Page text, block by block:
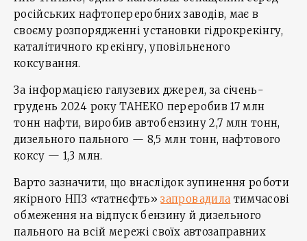
російських нафтопереробних заводів, має в
своєму розпорядженні установки гідрокрекінгу,
каталітичного крекінгу, уповільненого
коксування.
За інформацією галузевих джерел, за січень-
грудень 2024 року ТАНЕКО переробив 17 млн
тонн нафти, виробив автобензину 2,7 млн тонн,
дизельного пального — 8,5 млн тонн, нафтового
коксу — 1,3 млн.
Варто зазначити, що внаслідок зупинення роботи
якірного НПЗ «татнєфть»запровадила тимчасові
обмеження на відпуск бензину й дизельного
пального на всій мережі своїх автозаправних